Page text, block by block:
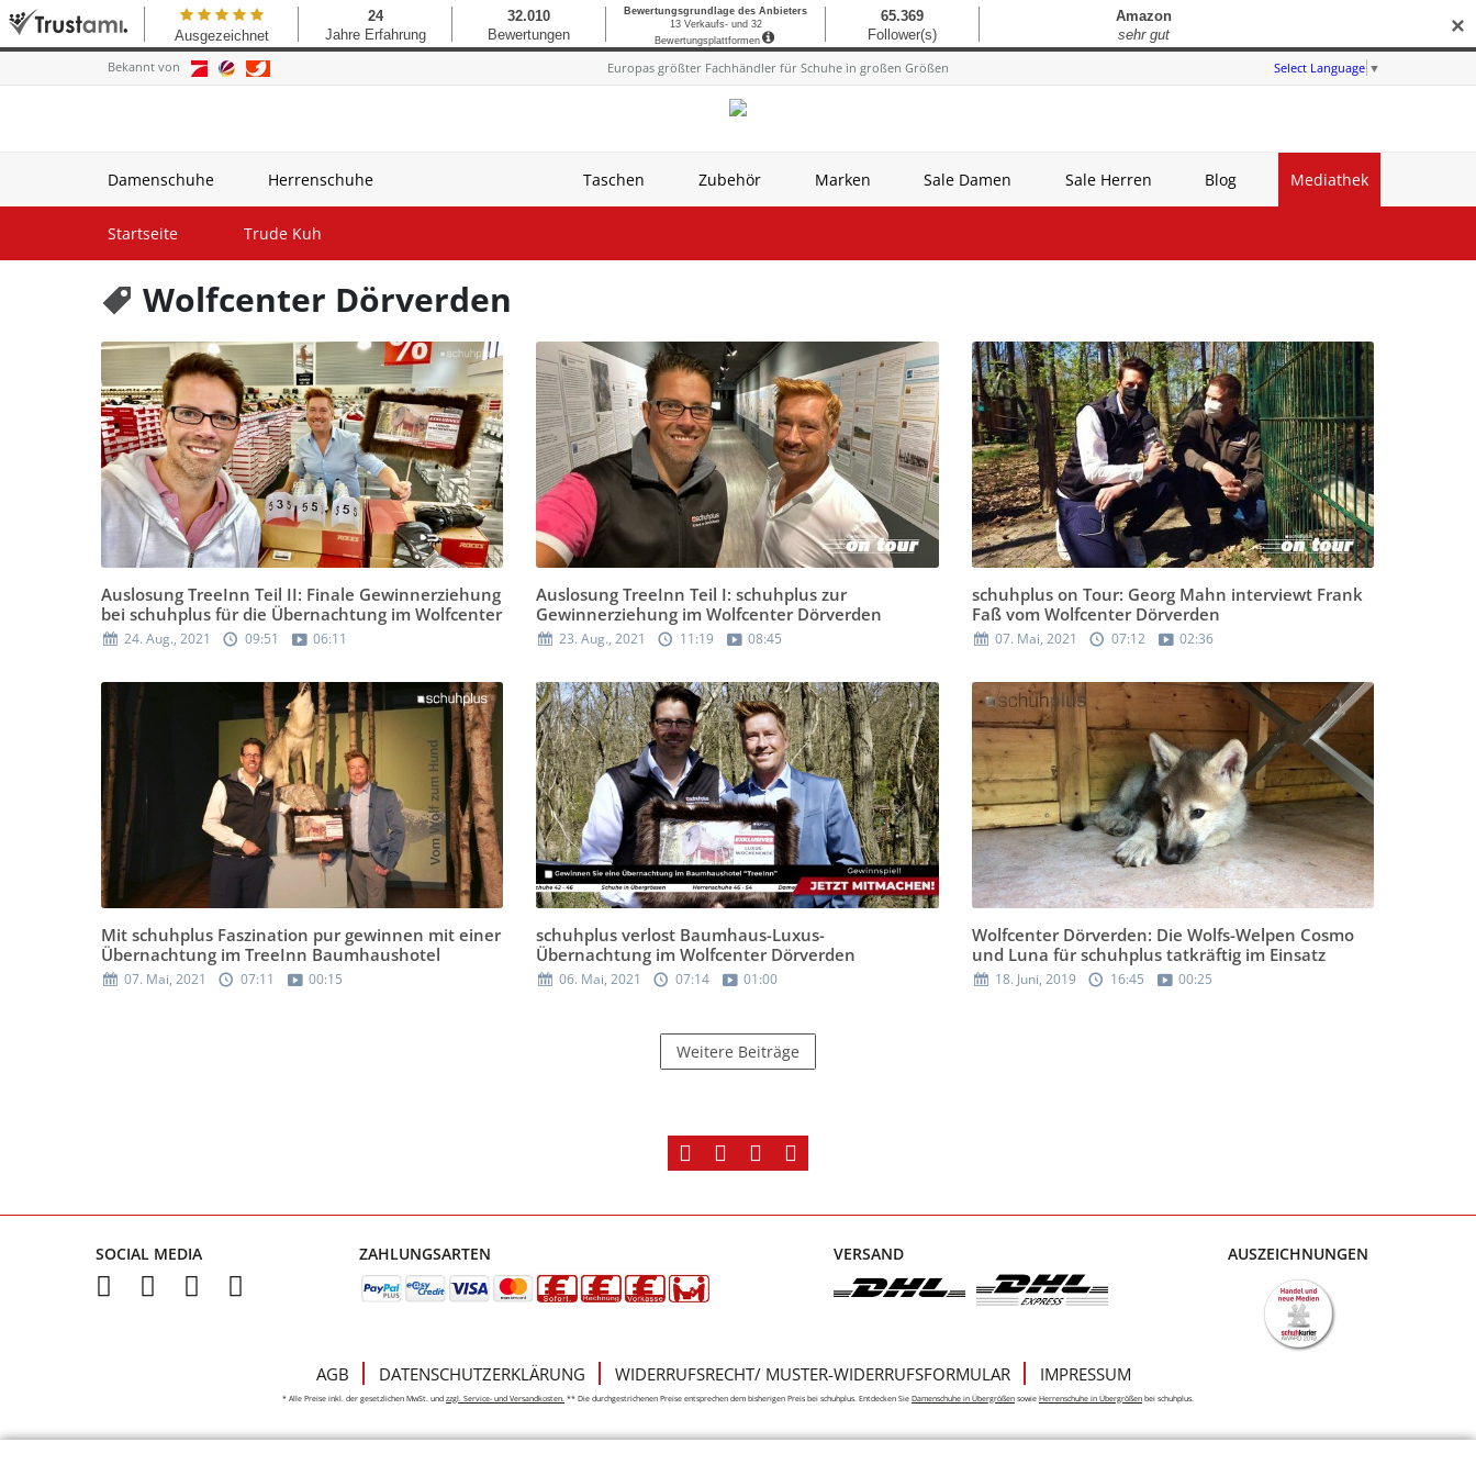
Bekannt von Europas größter Fachhändler für Schuhe in großen Größen Select Language ▼
Damenschuhe Herrenschuhe Taschen Zubehör Marken Sale Damen Sale Herren Blog Mediathek
Startseite Trude Kuh
Wolfcenter Dörverden
Auslosung TreeInn Teil II: Finale Gewinnerziehung
bei schuhplus für die Übernachtung im Wolfcenter
24. Aug., 2021 09:51 06:11
Auslosung TreeInn Teil I: schuhplus zur
Gewinnerziehung im Wolfcenter Dörverden
23. Aug., 2021 11:19 08:45
schuhplus on Tour: Georg Mahn interviewt Frank
Faß vom Wolfcenter Dörverden
07. Mai, 2021 07:12 02:36
Mit schuhplus Faszination pur gewinnen mit einer
Übernachtung im TreeInn Baumhaushotel
07. Mai, 2021 07:11 00:15
schuhplus verlost Baumhaus-Luxus-
Übernachtung im Wolfcenter Dörverden
06. Mai, 2021 07:14 01:00
Wolfcenter Dörverden: Die Wolfs-Welpen Cosmo
und Luna für schuhplus tatkräftig im Einsatz
18. Juni, 2019 16:45 00:25
Weitere Beiträge
SOCIAL MEDIA ZAHLUNGSARTEN VERSAND AUSZEICHNUNGEN
AGB DATENSCHUTZERKLÄRUNG WIDERRUFSRECHT/ MUSTER-WIDERRUFSFORMULAR IMPRESSUM
* Alle Preise inkl. der gesetzlichen MwSt. und zzgl. Service- und Versandkosten. ** Die durchgestrichenen Preise entsprechen dem bisherigen Preis bei schuhplus. Entdecken Sie Damenschuhe in Übergrößen sowie Herrenschuhe in Übergrößen bei schuhplus.
✕